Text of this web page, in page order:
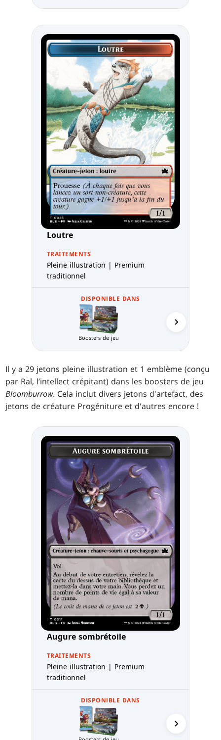
Loutre
TRAITEMENTS
Pleine illustration | Premium
traditionnel
DISPONIBLE DANS
Boosters de jeu
Il y a 29 jetons pleine illustration et 1 emblème (conçu
par Ral, l’intellect crépitant) dans les boosters de jeu
Bloomburrow. Cela inclut divers jetons d'artefact, des
jetons de créature Progéniture et d'autres encore !
Augure sombrétoile
TRAITEMENTS
Pleine illustration | Premium
traditionnel
DISPONIBLE DANS